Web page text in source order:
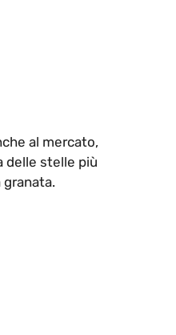
al mercato,
delle stelle più
granata.